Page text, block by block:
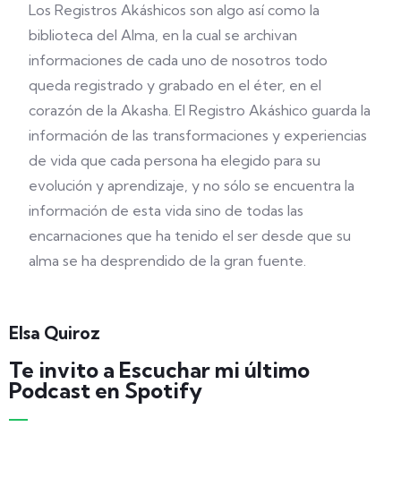
Los Registros Akáshicos son algo así como la
biblioteca del Alma, en la cual se archivan
informaciones de cada uno de nosotros todo
queda registrado y grabado en el éter, en el
corazón de la Akasha. El Registro Akáshico guarda la
información de las transformaciones y experiencias
de vida que cada persona ha elegido para su
evolución y aprendizaje, y no sólo se encuentra la
información de esta vida sino de todas las
encarnaciones que ha tenido el ser desde que su
alma se ha desprendido de la gran fuente.
Elsa Quiroz
Te invito a Escuchar mi último
Podcast en Spotify